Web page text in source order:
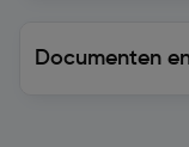
Documenten